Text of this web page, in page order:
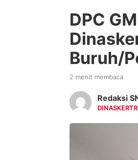
DPC
Buruh/
2 menit membaca
Redaksi